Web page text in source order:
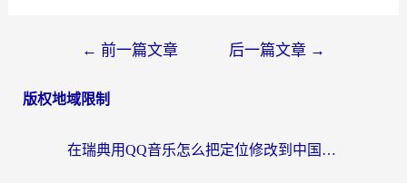
← 前一篇文章 后一篇文章 →
版权地域限制
在瑞典用QQ音乐怎么把定位修改到中国国内？留学生亲测有效的回国加速方案